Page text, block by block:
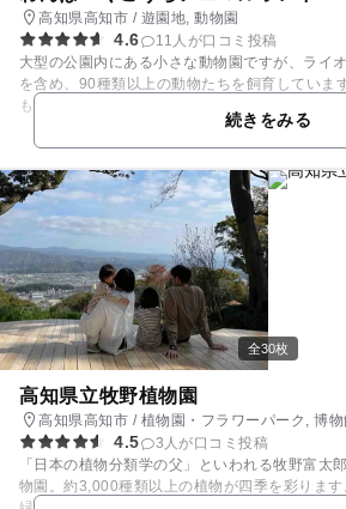
高知県高知市 / 遊園地, 動物園
4.6
11人が口コミ投稿
大型の公園内にある小さな動物園ですが、ライ
を含め、90種類以上の動物たちを飼育していま
ものは薄いガラス１枚だけの室内展示では、チ
間近で観察することができます。じっと見つめ
体当たりしてきたり、愛嬌に満ちた仕草に出会
では10:30～12:00・13:00～15:30にモルモット
れあえます（7,8,9月はお休み）。また、希少な
やオオイタサンショウウオなど、地元の動物の
す。 その他、公園内にはプレイランド、アスレ
どもあり、ゆっくり遊ぶことができます。 小動物のふれあい広場/あり
（詳細はHPをご確認ください） 併設遊園地/あり
続きをみる
全30枚
高知県立牧野植物園
高知県高知市 / 植物園・フラワーパーク, 博
4.5
3人が口コミ投稿
「日本の植物分類学の父」といわれる牧野富太
物園。約3,000種類以上の植物が四季を彩りま